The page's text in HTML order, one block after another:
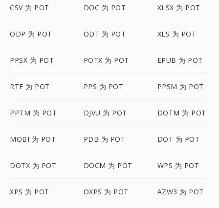
CSV 为 POT DOC 为 POT XLSX 为 POT
ODP 为 POT ODT 为 POT XLS 为 POT
PPSX 为 POT POTX 为 POT EPUB 为 POT
RTF 为 POT PPS 为 POT PPSM 为 POT
PPTM 为 POT DJVU 为 POT DOTM 为 POT
MOBI 为 POT PDB 为 POT DOT 为 POT
DOTX 为 POT DOCM 为 POT WPS 为 POT
XPS 为 POT OXPS 为 POT AZW3 为 POT